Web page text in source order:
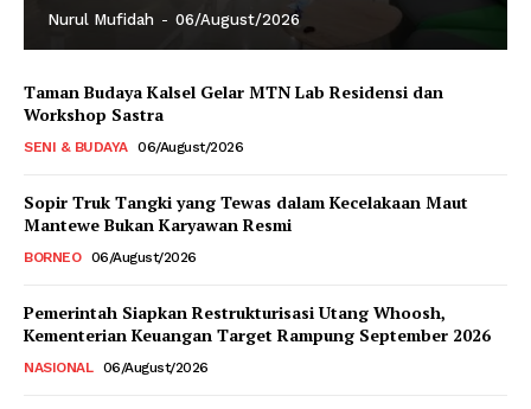
Nurul Mufidah - 06/August/2026
Taman Budaya Kalsel Gelar MTN Lab Residensi dan
Workshop Sastra
SENI & BUDAYA 06/August/2026
Sopir Truk Tangki yang Tewas dalam Kecelakaan Maut
Mantewe Bukan Karyawan Resmi
BORNEO 06/August/2026
Pemerintah Siapkan Restrukturisasi Utang Whoosh,
Kementerian Keuangan Target Rampung September 2026
NASIONAL 06/August/2026